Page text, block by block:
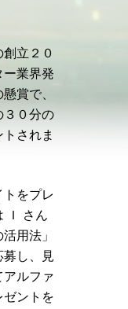
立２０
ー業界発
賞で、
３０分の
されま
トをプレ
Ｉ さん
用法」
募し、見
アルファ
ゼントを